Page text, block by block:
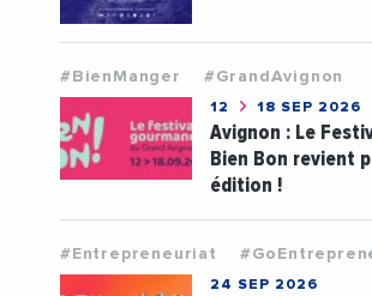
#BienManger #GrandAvignon
12 18 SEP 2026
Avignon : Le
Bien Bon revient
édition !
#Entrepreneuriat
24 SEP 2026